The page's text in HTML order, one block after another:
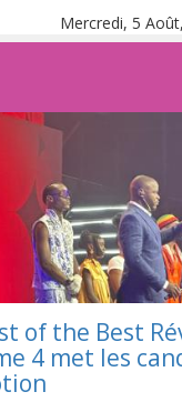
Mercredi, 5
of the Best
4 met les